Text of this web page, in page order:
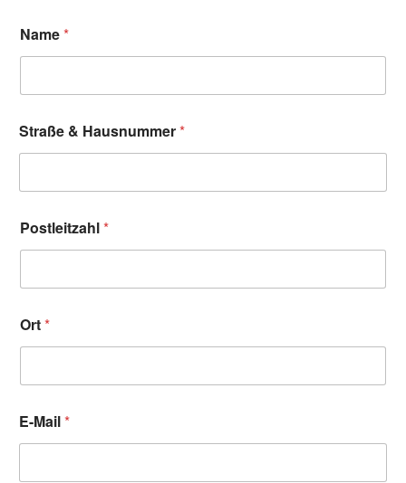
Name*
Straße & Hausnummer*
Postleitzahl*
Ort*
E-Mail*